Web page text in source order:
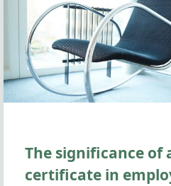
The significance of
certificate in